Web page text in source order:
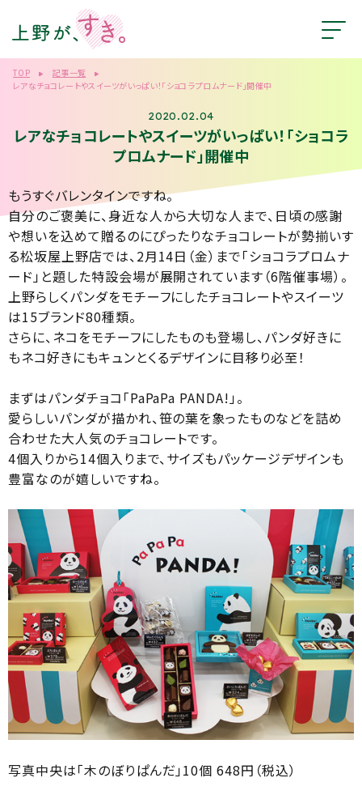
TOP
記事一覧
レアなチョコレートやスイーツがいっぱい！「ショコラプロムナード」開催中
2020.02.04
レアなチョコレートやスイーツがいっぱい！「ショコラ
プロムナード」開催中
もうすぐバレンタインですね。
自分のご褒美に、身近な人から大切な人まで、日頃の感謝
や想いを込めて贈るのにぴったりなチョコレートが勢揃いす
る松坂屋上野店では、2月14日（金）まで「ショコラプロムナ
ード」と題した特設会場が展開されています（6階催事場）。
上野らしくパンダをモチーフにしたチョコレートやスイーツ
は15ブランド80種類。
さらに、ネコをモチーフにしたものも登場し、パンダ好きに
もネコ好きにもキュンとくるデザインに目移り必至！
まずはパンダチョコ「PaPaPa PANDA!」。
愛らしいパンダが描かれ、笹の葉を象ったものなどを詰め
合わせた大人気のチョコレートです。
4個入りから14個入りまで、サイズもパッケージデザインも
豊富なのが嬉しいですね。
写真中央は「木のぼりぱんだ」10個 648円（税込）